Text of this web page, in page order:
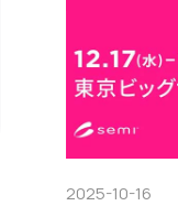
2025-10-16